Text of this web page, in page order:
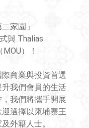
家園」
與 Thalias
）！
商業與投資首選
我們會員的生活
我們將攜手開展
選擇以柬埔寨王
外籍人士。